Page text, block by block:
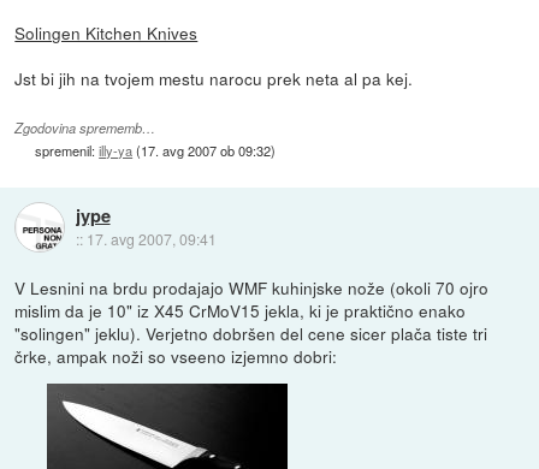
Solingen Kitchen Knives
Jst bi jih na tvojem mestu narocu prek neta al pa kej.
Zgodovina sprememb…
spremenil:illy-ya(17. avg 2007 ob 09:32)
jype
:: 17. avg 2007, 09:41
V Lesnini na brdu prodajajo WMF kuhinjske nože (okoli 70 ojro
mislim da je 10" iz X45 CrMoV15 jekla, ki je praktično enako
"solingen" jeklu). Verjetno dobršen del cene sicer plača tiste tri
črke, ampak noži so vseeno izjemno dobri: